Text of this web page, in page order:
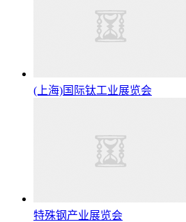
(上海)国际钛工业展览会
特殊钢产业展览会